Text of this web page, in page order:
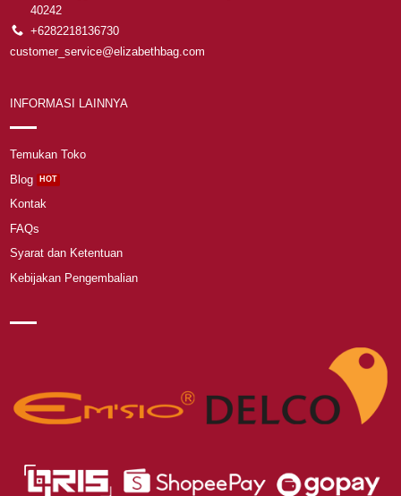
40242
+6282218136730
customer_service@elizabethbag.com
INFORMASI LAINNYA
Temukan Toko
Blog
Kontak
FAQs
Syarat dan Ketentuan
Kebijakan Pengembalian